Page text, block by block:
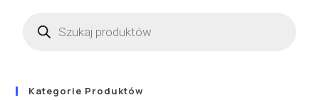
Kategorie Produktów